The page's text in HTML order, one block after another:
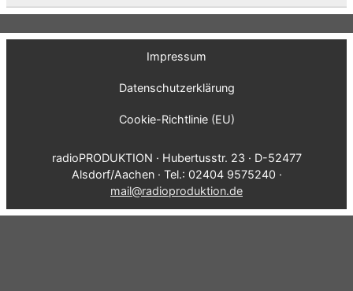
Impressum
Datenschutzerklärung
Cookie-Richtlinie (EU)
radioPRODUKTION · Hubertusstr. 23 · D-52477
Alsdorf/Aachen · Tel.: 02404 9575240 ·
mail@radioproduktion.de